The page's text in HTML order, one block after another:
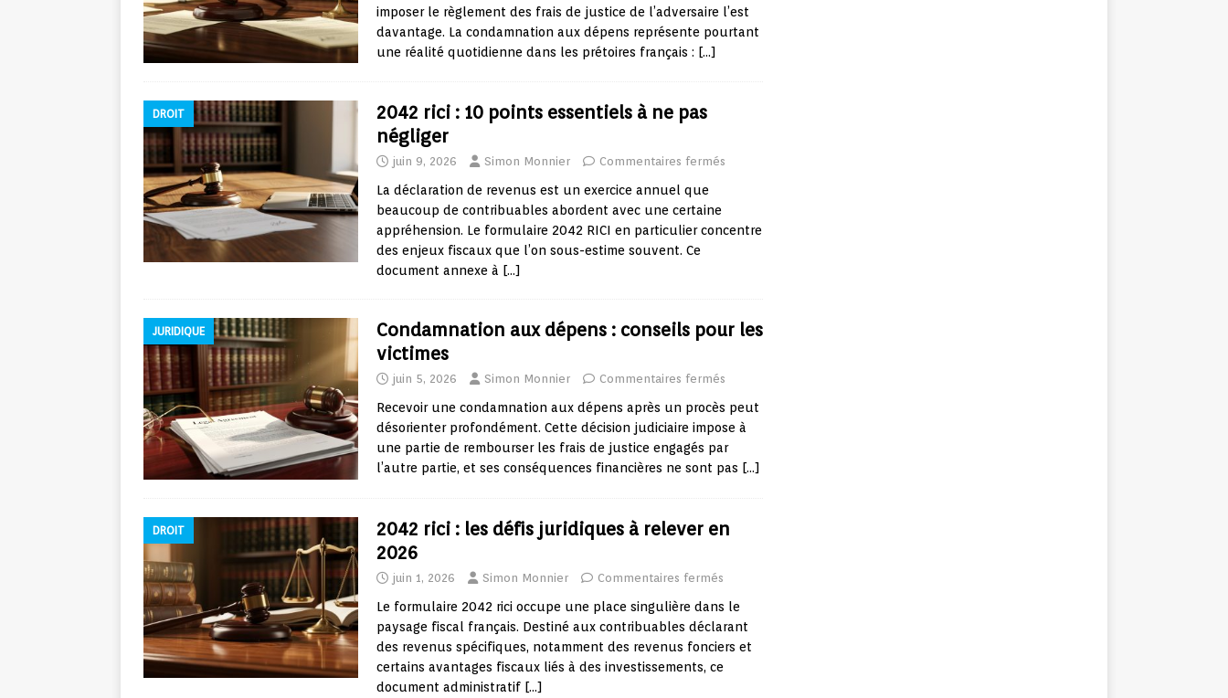
imposer le règlement des frais de justice de l’adversaire l’est
davantage. La condamnation aux dépens représente pourtant
une réalité quotidienne dans les prétoires français : […]
DROIT
2042 rici : 10 points essentiels à ne pas
négliger
juin 9, 2026 Simon Monnier Commentaires fermés
La déclaration de revenus est un exercice annuel que
beaucoup de contribuables abordent avec une certaine
appréhension. Le formulaire 2042 RICI en particulier concentre
des enjeux fiscaux que l’on sous-estime souvent. Ce
document annexe à […]
JURIDIQUE
Condamnation aux dépens : conseils pour les
victimes
juin 5, 2026 Simon Monnier Commentaires fermés
Recevoir une condamnation aux dépens après un procès peut
désorienter profondément. Cette décision judiciaire impose à
une partie de rembourser les frais de justice engagés par
l’autre partie, et ses conséquences financières ne sont pas […]
DROIT
2042 rici : les défis juridiques à relever en
2026
juin 1, 2026 Simon Monnier Commentaires fermés
Le formulaire 2042 rici occupe une place singulière dans le
paysage fiscal français. Destiné aux contribuables déclarant
des revenus spécifiques, notamment des revenus fonciers et
certains avantages fiscaux liés à des investissements, ce
document administratif […]